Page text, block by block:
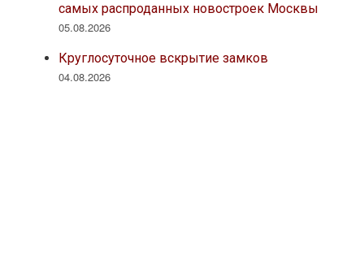
самых распроданных новостроек Москвы
05.08.2026
Круглосуточное вскрытие замков
04.08.2026